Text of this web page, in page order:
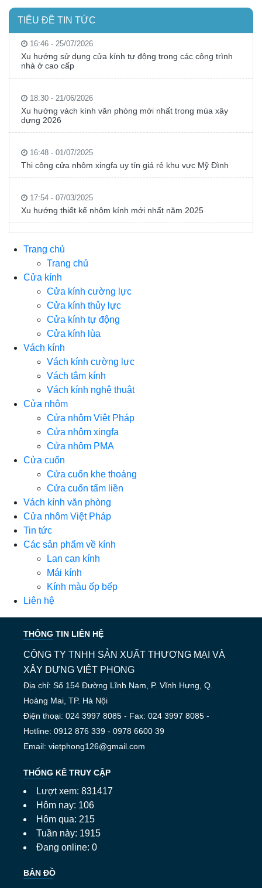
TIÊU ĐỀ TIN TỨC
16:46 - 25/07/2026
Xu hướng sử dụng cửa kính tự động trong các công trình
nhà ở cao cấp
18:30 - 21/06/2026
Xu hướng vách kính văn phòng mới nhất trong mùa xây
dựng 2026
16:48 - 01/07/2025
Thi công cửa nhôm xingfa uy tín giá rẻ khu vực Mỹ Đình
17:54 - 07/03/2025
Xu hướng thiết kế nhôm kính mới nhất năm 2025
Trang chủ
Trang chủ
Cửa kính
Cửa kính cường lực
Cửa kính thủy lực
Cửa kính tự động
Cửa kính lùa
Vách kính
Vách kính cường lực
Vách tắm kính
Vách kính nghệ thuật
Cửa nhôm
Cửa nhôm Việt Pháp
Cửa nhôm xingfa
Cửa nhôm PMA
Cửa cuốn
Cửa cuốn khe thoáng
Cửa cuốn tấm liền
Vách kính văn phòng
Cửa nhôm Việt Pháp
Tin tức
Các sản phẩm về kính
Lan can kính
Mái kính
Kính màu ốp bếp
Liên hệ
THÔNG TIN LIÊN HỆ
CÔNG TY TNHH SẢN XUẤT THƯƠNG MẠI VÀ
XÂY DỰNG VIỆT PHONG
Địa chỉ: Số 154 Đường Lĩnh Nam, P. Vĩnh Hưng, Q.
Hoàng Mai, TP. Hà Nội
Điện thoại: 024 3997 8085 - Fax: 024 3997 8085 -
Hotline: 0912 876 339 - 0978 6600 39
Email: vietphong126@gmail.com
THỐNG KÊ TRUY CẬP
Lượt xem: 831417
Hôm nay: 106
Hôm qua: 215
Tuần này: 1915
Đang online: 0
BẢN ĐỒ